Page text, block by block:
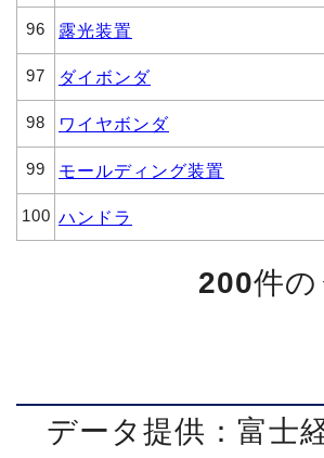
96 露光装置
97 ダイボンダ
98 ワイヤボンダ
99 モールディング装置
100 ハンドラ
200件
データ提供：富士